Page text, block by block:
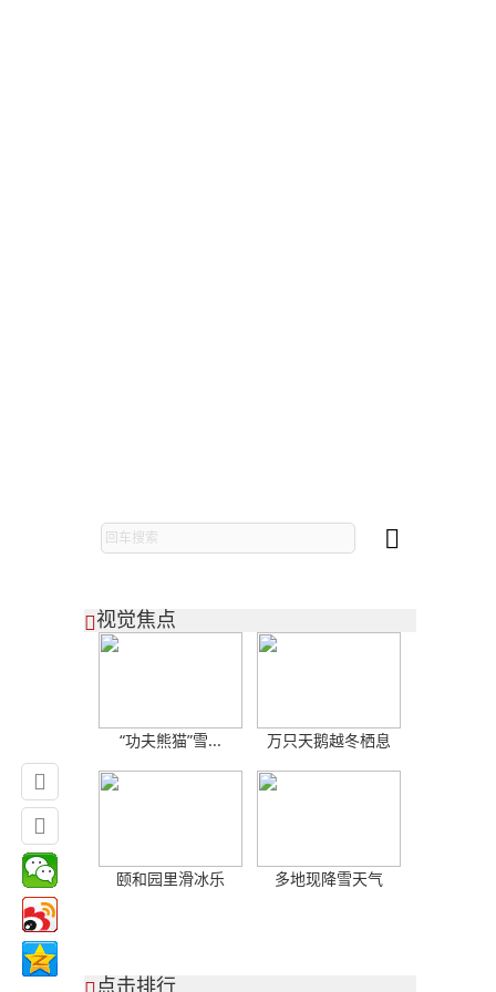



视觉焦点
“功夫熊猫”雪... 万只天鹅越冬栖息
颐和园里滑冰乐 多地现降雪天气
点击排行